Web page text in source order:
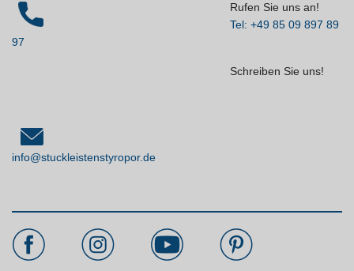
Rufen Sie uns an!
Tel: +49 85 09 897 89
97
Schreiben Sie uns!
info@stuckleistenstyropor.de